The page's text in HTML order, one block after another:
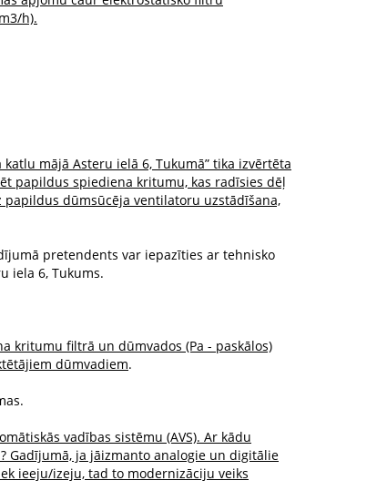
h).
mājā Asteru ielā 6, Tukumā” tika izvērtēta
papildus spiediena kritumu, kas radīsies dēļ
papildus dūmsūcēja ventilatoru uzstādīšana,
pretendents var iepazīties ar tehnisko
iela 6, Tukums.
kritumu filtrā un dūmvados (Pa - paskālos)
dūmvadiem.
vadības sistēmu (AVS). Ar kādu
Gadījumā, ja jāizmanto analogie un digitālie
ieeju/izeju, tad to modernizāciju veiks